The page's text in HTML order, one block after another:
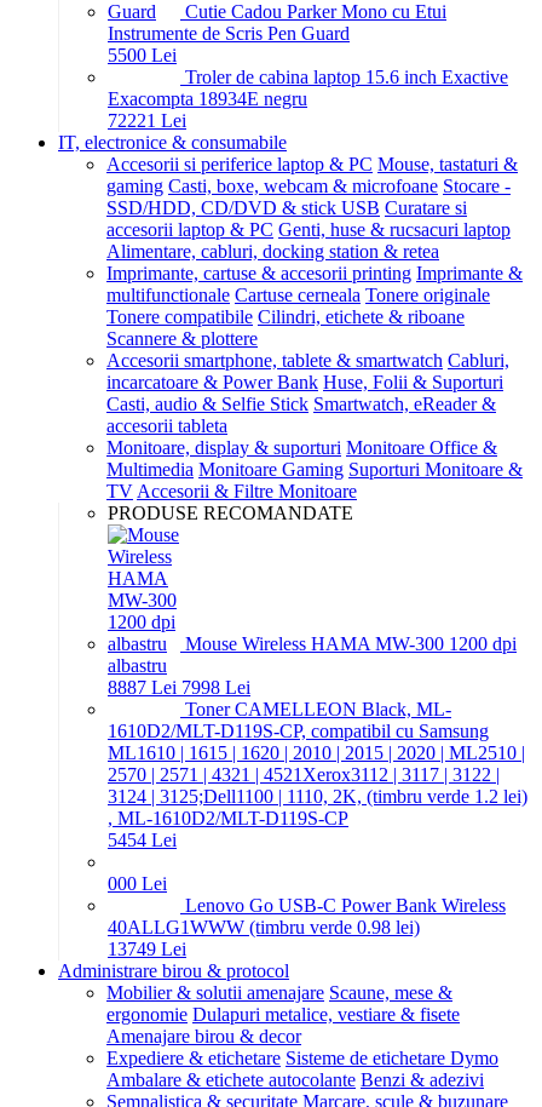
Cutie Cadou Parker Mono cu Etui
Instrumente de Scris Pen Guard
5500 Lei
Troler de cabina laptop 15.6 inch Exactive
Exacompta 18934E negru
72221 Lei
IT, electronice & consumabile
Accesorii si periferice laptop & PC Mouse, tastaturi &
gaming Casti, boxe, webcam & microfoane Stocare -
SSD/HDD, CD/DVD & stick USB Curatare si
accesorii laptop & PC Genti, huse & rucsacuri laptop
Alimentare, cabluri, docking station & retea
Imprimante, cartuse & accesorii printing Imprimante &
multifunctionale Cartuse cerneala Tonere originale
Tonere compatibile Cilindri, etichete & riboane
Scannere & plottere
Accesorii smartphone, tablete & smartwatch Cabluri,
incarcatoare & Power Bank Huse, Folii & Suporturi
Casti, audio & Selfie Stick Smartwatch, eReader &
accesorii tableta
Monitoare, display & suporturi Monitoare Office &
Multimedia Monitoare Gaming Suporturi Monitoare &
TV Accesorii & Filtre Monitoare
PRODUSE RECOMANDATE
Mouse Wireless HAMA MW-300 1200 dpi
albastru
8887 Lei 7998 Lei
Toner CAMELLEON Black, ML-
1610D2/MLT-D119S-CP, compatibil cu Samsung
ML1610 | 1615 | 1620 | 2010 | 2015 | 2020 | ML2510 |
2570 | 2571 | 4321 | 4521Xerox3112 | 3117 | 3122 |
3124 | 3125;Dell1100 | 1110, 2K, (timbru verde 1.2 lei)
, ML-1610D2/MLT-D119S-CP
5454 Lei
000 Lei
Lenovo Go USB-C Power Bank Wireless
40ALLG1WWW (timbru verde 0.98 lei)
13749 Lei
Administrare birou & protocol
Mobilier & solutii amenajare Scaune, mese &
ergonomie Dulapuri metalice, vestiare & fisete
Amenajare birou & decor
Expediere & etichetare Sisteme de etichetare Dymo
Ambalare & etichete autocolante Benzi & adezivi
Semnalistica & securitate Marcare, scule & buzunare